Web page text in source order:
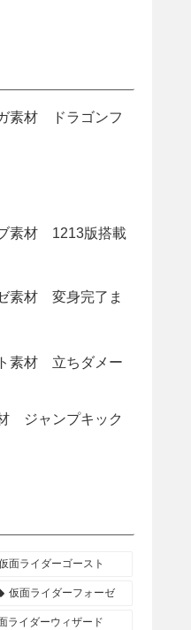
素材 ドラゴンフ
素材 1213版搭載
素材 変身完了ま
素材 立ちダメー
ジャンプキック
面ライダーゴースト
仮面ライダーフォーゼ
ライダーウィザード